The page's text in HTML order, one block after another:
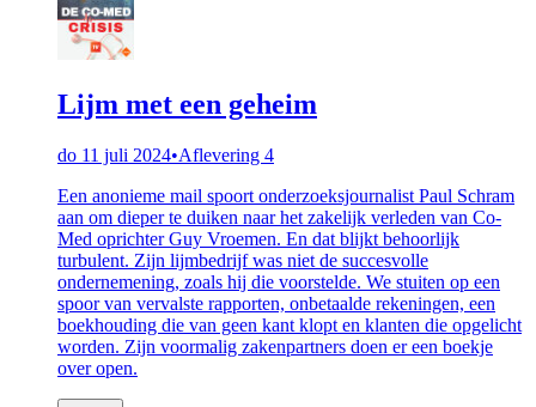
Lijm met een geheim
do 11 juli 2024•Aflevering 4
Een anonieme mail spoort onderzoeksjournalist Paul Schram
aan om dieper te duiken naar het zakelijk verleden van Co-
Med oprichter Guy Vroemen. En dat blijkt behoorlijk
turbulent. Zijn lijmbedrijf was niet de succesvolle
ondernemening, zoals hij die voorstelde. We stuiten op een
spoor van vervalste rapporten, onbetaalde rekeningen, een
boekhouding die van geen kant klopt en klanten die opgelicht
worden. Zijn voormalig zakenpartners doen er een boekje
over open.